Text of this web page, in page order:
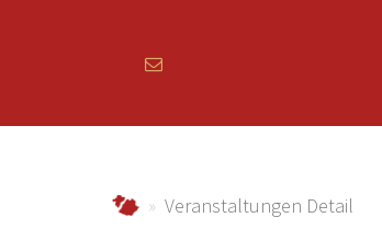
sorpetal.deVeranstaltungen Detail